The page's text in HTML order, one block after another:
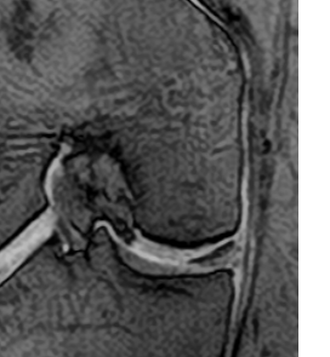
話相談はこちら
117-560
プで電話が繋がります
／9:00〜16:30（土日祝休）